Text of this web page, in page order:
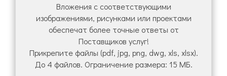
Вложения с соответствующими
изображениями, рисунками или проектами
обеспечат более точные ответы от
Поставщиков услуг!
Прикрепите файлы (pdf, jpg, png, dwg, xls, xlsx).
До 4 файлов. Ограничение размера: 15 МБ.